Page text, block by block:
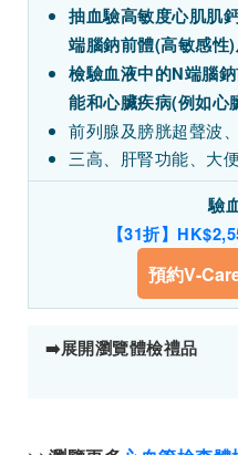
抽血驗高敏度心肌肌
端腦鈉前體(高敏感性
檢驗血液中的N端腦
能和心臟疾病(例如心
前列腺及膀胱超聲波
三高、肝腎功能、大
驗
【31折】
預約V-
➡️展開瀏覽體檢禮品